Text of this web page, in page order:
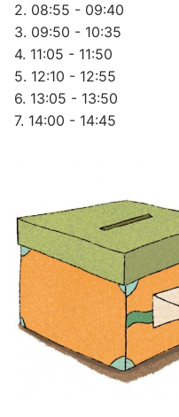
2. 08:55 - 09:40
3. 09:50 - 10:35
4. 11:05 - 11:50
5. 12:10 - 12:55
6. 13:05 - 13:50
7. 14:00 - 14:45